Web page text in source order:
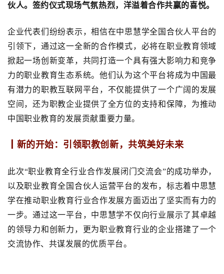
伙人。签约仪式现场气氛热烈，洋溢着合作共赢的喜悦。
企业代表们纷纷表示，相信在中思慧学全国合伙人平台的
引领下，通过这一全新的合作模式，必将在职业教育领域
掀起一场创新变革，共同打造一个具有强大影响力和竞争
力的职业教育生态系统。他们认为这个平台将成为中国最
有潜力的职教互联网平台， 不仅能提供了一个广阔的发展
空间，还为职教企业提供了全方位的支持和保障， 为推动
中国职业教育的发展贡献重要力量。
┃新的开始：引领职教创新，共筑美好未来
此次“职业教育全行业合作发展闭门交流会”的成功举办，
以及职业教育全国合伙人运营平台的发布， 标志着中思慧
学在推动职业教育行业合作发展方面迈出了坚实而有力的
一步。通过这一平台，中思慧学不仅向行业展示了其卓越
的领导力和创新力，更为职业教育行业的企业搭建了一个
交流协作、共谋发展的优质平台。